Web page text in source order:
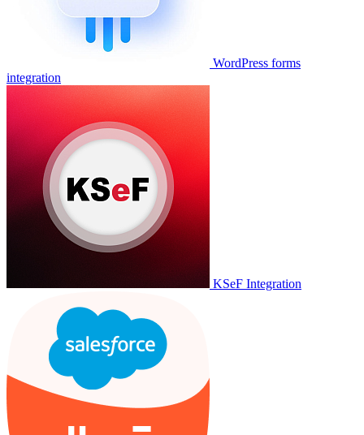
WordPress forms
integration
KSeF Integration